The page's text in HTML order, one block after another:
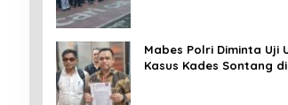
Mabes Polri Diminta Uji
Kasus Kades Sontang